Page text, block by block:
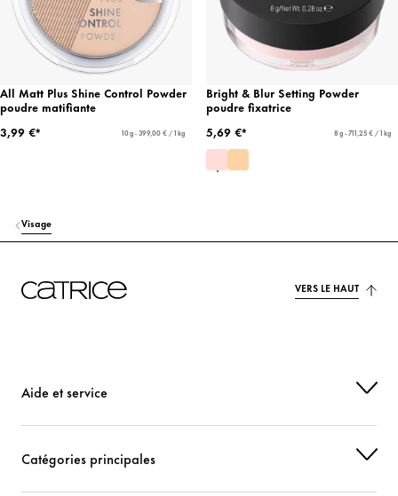
All Matt Plus Shine Control Powder
poudre matifiante
3,99 €*
10 g - 399,00 € / 1 kg
Bright & Blur Setting Powder
poudre fixatrice
5,69 €*
8 g - 711,25 € / 1 kg
Visage
VERS LE HAUT
Aide et service
Catégories principales